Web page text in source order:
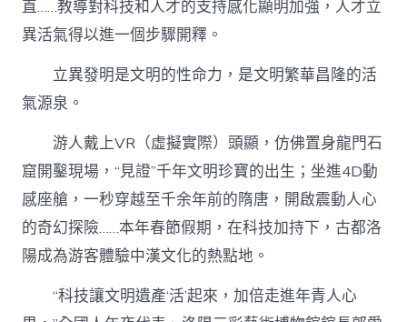
直……教導對科技和人才的支持感化顯明加強，人才立
異活氣得以進一個步驟開釋。
立異發明是文明的性命力，是文明繁華昌隆的活
氣源泉。
游人戴上VR（虛擬實際）頭顯，仿佛置身龍門石
窟開鑿現場，“見證”千年文明珍寶的出生；坐進4D動
感座艙，一秒穿越至千余年前的隋唐，開啟震動人心
的奇幻探險……本年春節假期，在科技加持下，古都洛
陽成為游客體驗中漢文化的熱點地。
“科技讓文明遺產‘活’起來，加倍走進年青人心